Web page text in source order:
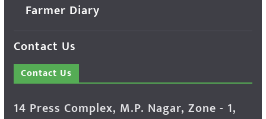
Farmer Diary
Contact Us
Contact Us
14 Press Complex, M.P. Nagar, Zone - 1,